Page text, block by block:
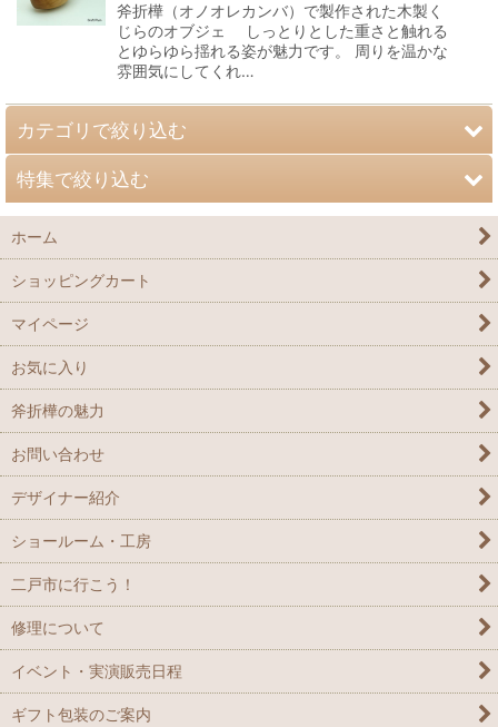
斧折樺（オノオレカンバ）で製作された木製く
じらのオブジェ しっとりとした重さと触れる
とゆらゆら揺れる姿が魅力です。 周りを温かな
雰囲気にしてくれ…
カテゴリで絞り込む
テーブル&キッチン
インテリア
名入れ付き商品
特集で絞り込む
ギフトセット
こだわりの逸品
正しく持てるお箸！
キッチンツール
セール
ホーム
ショッピングカート
マイページ
お気に入り
斧折樺の魅力
お問い合わせ
デザイナー紹介
ショールーム・工房
二戸市に行こう！
修理について
イベント・実演販売日程
ギフト包装のご案内